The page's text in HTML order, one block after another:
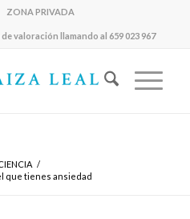
ZONA PRIVADA
valoración llamando al 659 023 967
/
que tienes ansiedad